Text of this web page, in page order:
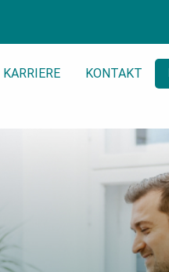
KARRIERE KONTAKT